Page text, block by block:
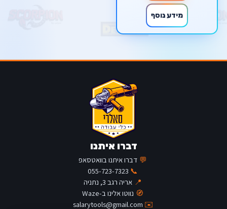
מידע נוסף
דברו איתנו
💬 דברו איתנו בוואטסאפ
📞
055-723-7323
📍 אריה רגב 3, נתניה
🧭 נווטו אלינו ב-Waze
✉️
salarytools@gmail.com